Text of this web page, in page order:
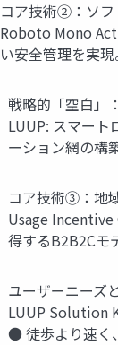
コア技術②：ソ
Roboto Mono
い安全管理を実現
戦略的「空白」
LUUP: スマー
ーション網の構
コア技術③：地
Usage
得するB2B2Cモ
ユーザーニーズ
LUUP Solution
● 徒歩より速く